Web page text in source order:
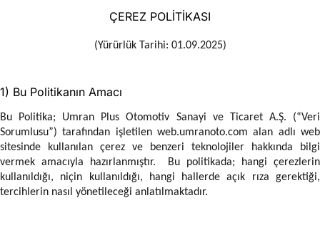
ÇEREZ POLİTİKASI
(Yürürlük Tarihi: 01.09.2025)
1) Bu Politikanın Amacı
Bu Politika; Umran Plus Otomotiv Sanayi ve Ticaret A.Ş. (“Veri
Sorumlusu”) tarafından işletilen web.umranoto.com alan adlı web
sitesinde kullanılan çerez ve benzeri teknolojiler hakkında bilgi
vermek amacıyla hazırlanmıştır. Bu politikada; hangi çerezlerin
kullanıldığı, niçin kullanıldığı, hangi hallerde açık rıza gerektiği,
tercihlerin nasıl yönetileceği anlatılmaktadır.